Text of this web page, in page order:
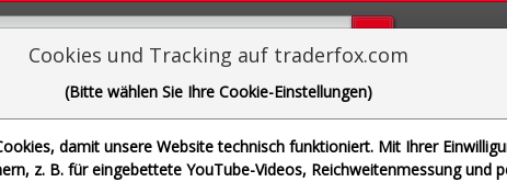
GROUP
861149 | ISIN LU0061462528]
Cookies und Tracking auf traderfox.com
(Bitte wählen Sie Ihre Cookie-Einstellungen)
damit unsere Website technisch funktioniert. Mit Ihrer
z. B. für eingebettete YouTube-Videos, Reichweitenmessung und